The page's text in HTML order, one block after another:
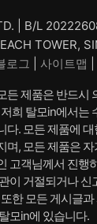
| B/L
TOWER,
로그 사이트맵
든 제품은 반드시
희 탈모in에서는
다. 모든 제품에
며, 모든 제품은
고객님께서 진행
이 거절되거나 신
한 모든 게시글
모in에 있습니다.